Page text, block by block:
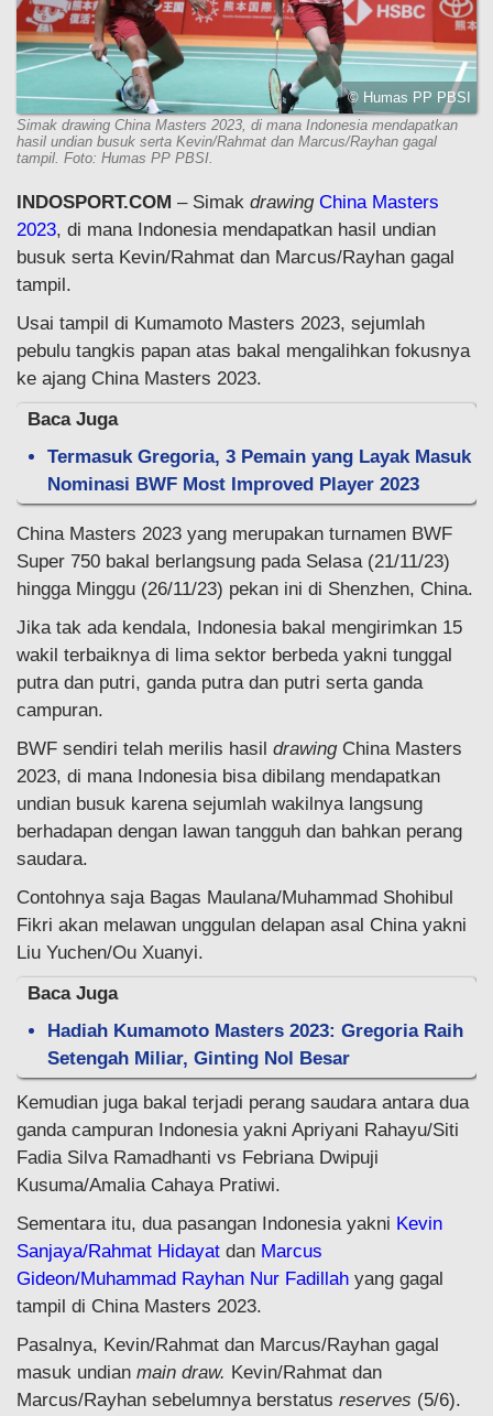
© Humas PP PBSI
Simak drawing China Masters 2023, di mana Indonesia mendapatkan
hasil undian busuk serta Kevin/Rahmat dan Marcus/Rayhan gagal
tampil. Foto: Humas PP PBSI.
INDOSPORT.COM – Simak drawing China Masters
2023, di mana Indonesia mendapatkan hasil undian
busuk serta Kevin/Rahmat dan Marcus/Rayhan gagal
tampil.
Usai tampil di Kumamoto Masters 2023, sejumlah
pebulu tangkis papan atas bakal mengalihkan fokusnya
ke ajang China Masters 2023.
Baca Juga
Termasuk Gregoria, 3 Pemain yang Layak Masuk
Nominasi BWF Most Improved Player 2023
China Masters 2023 yang merupakan turnamen BWF
Super 750 bakal berlangsung pada Selasa (21/11/23)
hingga Minggu (26/11/23) pekan ini di Shenzhen, China.
Jika tak ada kendala, Indonesia bakal mengirimkan 15
wakil terbaiknya di lima sektor berbeda yakni tunggal
putra dan putri, ganda putra dan putri serta ganda
campuran.
BWF sendiri telah merilis hasil drawingChina Masters
2023, di mana Indonesia bisa dibilang mendapatkan
undian busuk karena sejumlah wakilnya langsung
berhadapan dengan lawan tangguh dan bahkan perang
saudara.
Contohnya saja Bagas Maulana/Muhammad Shohibul
Fikri akan melawan unggulan delapan asal China yakni
Liu Yuchen/Ou Xuanyi.
Baca Juga
Hadiah Kumamoto Masters 2023: Gregoria Raih
Setengah Miliar, Ginting Nol Besar
Kemudian juga bakal terjadi perang saudara antara dua
ganda campuran Indonesia yakni Apriyani Rahayu/Siti
Fadia Silva Ramadhanti vs Febriana Dwipuji
Kusuma/Amalia Cahaya Pratiwi.
Sementara itu, dua pasangan Indonesia yakni Kevin
Sanjaya/Rahmat Hidayat dan Marcus
Gideon/Muhammad Rayhan Nur Fadillah yang gagal
tampil di China Masters 2023.
Pasalnya, Kevin/Rahmat dan Marcus/Rayhan gagal
masuk undian main draw. Kevin/Rahmat dan
Marcus/Rayhan sebelumnya berstatus reserves (5/6).